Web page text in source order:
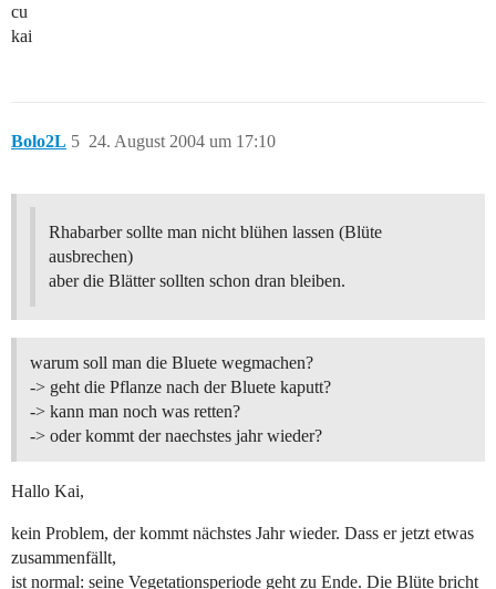
cu
kai
Bolo2L 24. August 2004 um 17:10
5
Rhabarber sollte man nicht blühen lassen (Blüte
ausbrechen)
aber die Blätter sollten schon dran bleiben.
warum soll man die Bluete wegmachen?
-> geht die Pflanze nach der Bluete kaputt?
-> kann man noch was retten?
-> oder kommt der naechstes jahr wieder?
Hallo Kai,
kein Problem, der kommt nächstes Jahr wieder. Dass er jetzt etwas
zusammenfällt,
ist normal: seine Vegetationsperiode geht zu Ende. Die Blüte bricht